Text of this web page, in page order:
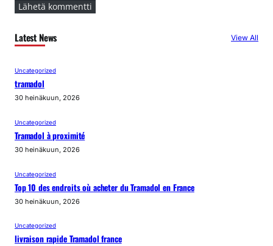
Latest News View All
Uncategorized
tramadol
30 heinäkuun, 2026
Uncategorized
Tramadol à proximité
30 heinäkuun, 2026
Uncategorized
Top 10 des endroits où acheter du Tramadol en France
30 heinäkuun, 2026
Uncategorized
livraison rapide Tramadol france